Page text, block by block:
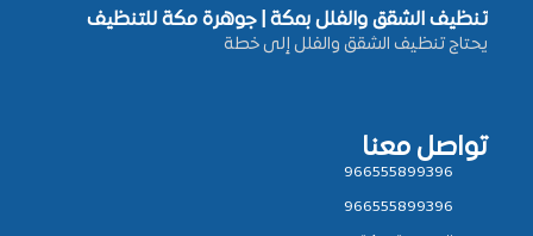
تنظيف الشقق والفلل بمكة | جوهرة مكة للتنظيف
يحتاج تنظيف الشقق والفلل إلى خطة
تواصل معنا
966555899396
966555899396